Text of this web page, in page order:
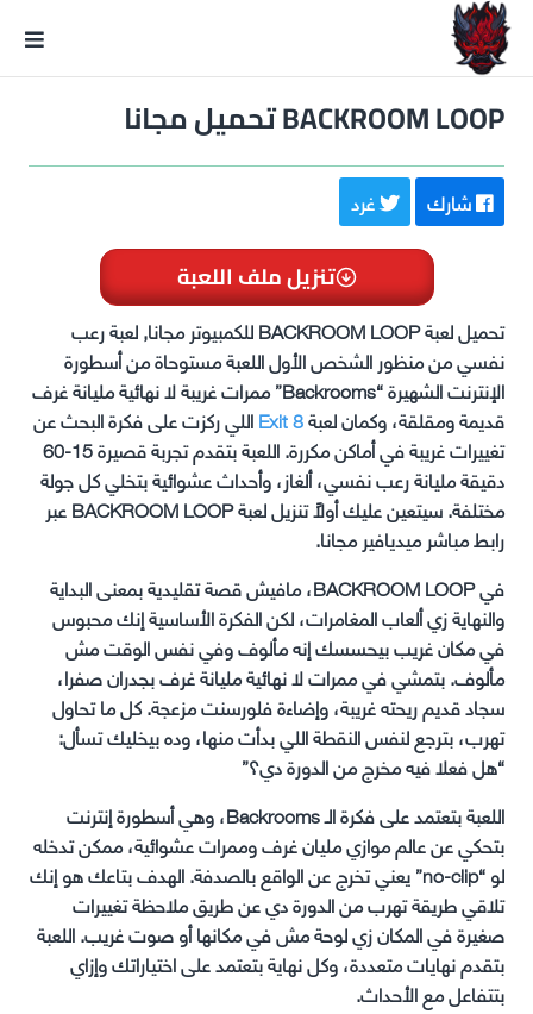
BACKROOM LOOP تحميل مجانا
شارك غرد
تنزيل ملف اللعبة
تحميل لعبة BACKROOM LOOP للكمبيوتر مجانا, لعبة رعب
نفسي من منظور الشخص الأول اللعبة مستوحاة من أسطورة
الإنترنت الشهيرة “Backrooms” ممرات غريبة لا نهائية مليانة غرف
قديمة ومقلقة، وكمان لعبةExit 8اللي ركزت على فكرة البحث عن
تغييرات غريبة في أماكن مكررة. اللعبة بتقدم تجربة قصيرة 15-60
دقيقة مليانة رعب نفسي، ألغاز، وأحداث عشوائية بتخلي كل جولة
مختلفة. سيتعين عليك أولاً تنزيل لعبة BACKROOM LOOP عبر
رابط مباشر ميديافير مجانا.
في BACKROOM LOOP، مافيش قصة تقليدية بمعنى البداية
والنهاية زي ألعاب المغامرات، لكن الفكرة الأساسية إنك محبوس
في مكان غريب بيحسسك إنه مألوف وفي نفس الوقت مش
مألوف. بتمشي في ممرات لا نهائية مليانة غرف بجدران صفرا،
سجاد قديم ريحته غريبة، وإضاءة فلورسنت مزعجة. كل ما تحاول
تهرب، بترجع لنفس النقطة اللي بدأت منها، وده بيخليك تسأل:
“هل فعلا فيه مخرج من الدورة دي؟”
اللعبة بتعتمد على فكرة الـ Backrooms، وهي أسطورة إنترنت
بتحكي عن عالم موازي مليان غرف وممرات عشوائية، ممكن تدخله
لو “no-clip” يعني تخرج عن الواقع بالصدفة. الهدف بتاعك هو إنك
تلاقي طريقة تهرب من الدورة دي عن طريق ملاحظة تغييرات
صغيرة في المكان زي لوحة مش في مكانها أو صوت غريب. اللعبة
بتقدم نهايات متعددة، وكل نهاية بتعتمد على اختياراتك وإزاي
بتتفاعل مع الأحداث.